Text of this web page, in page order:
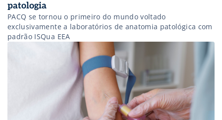
patologia
PACQ se tornou o primeiro do mundo voltado
exclusivamente a laboratórios de anatomia patológica com
padrão ISQua EEA